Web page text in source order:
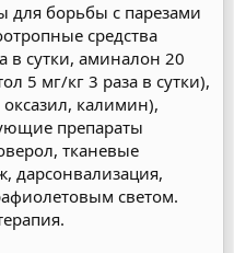
для борьбы с парезами
средства
в сутки, аминалон 20
5 мг/кг 3 раза в сутки),
калимин),
препараты
тканевые
дарсонвализация,
светом.